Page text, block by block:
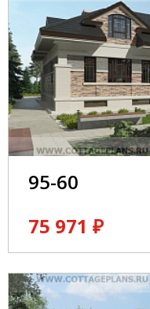
95-60
75 971 ₽